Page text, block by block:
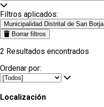
Filtros aplicados:
Municipalidad Distrital de San Borja
Borrar filtros
2 Resultados encontrados
Ordenar por:
Localización